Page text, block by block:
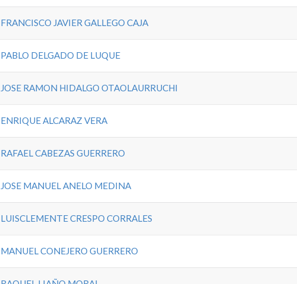
FRANCISCO JAVIER GALLEGO CAJA
PABLO DELGADO DE LUQUE
JOSE RAMON HIDALGO OTAOLAURRUCHI
ENRIQUE ALCARAZ VERA
RAFAEL CABEZAS GUERRERO
JOSE MANUEL ANELO MEDINA
LUISCLEMENTE CRESPO CORRALES
MANUEL CONEJERO GUERRERO